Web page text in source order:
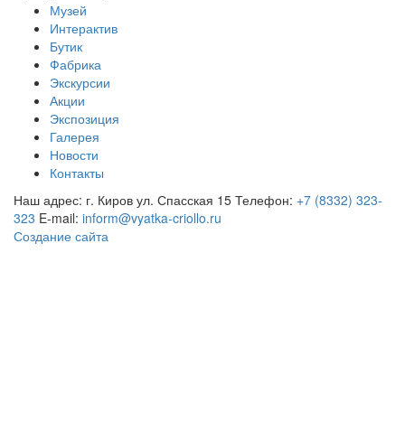
Музей
Интерактив
Бутик
Фабрика
Экскурсии
Акции
Экспозиция
Галерея
Новости
Контакты
Наш адрес: г. Киров ул. Спасская 15 Телефон: +7 (8332) 323-
323 E-mail: inform@vyatka-criollo.ru
Создание сайта